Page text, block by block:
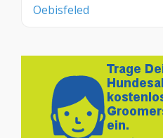
Oebisfeled